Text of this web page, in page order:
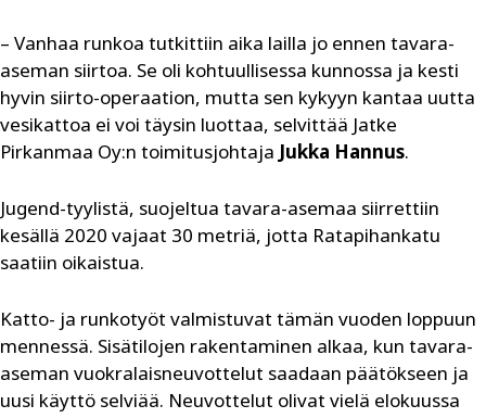
– Vanhaa runkoa tutkittiin aika lailla jo ennen tavara-
aseman siirtoa. Se oli kohtuullisessa kunnossa ja kesti
hyvin siirto-operaation, mutta sen kykyyn kantaa uutta
vesikattoa ei voi täysin luottaa, selvittää Jatke
Pirkanmaa Oy:n toimitusjohtaja Jukka Hannus.
Jugend-tyylistä, suojeltua tavara-asemaa siirrettiin
kesällä 2020 vajaat 30 metriä, jotta Ratapihankatu
saatiin oikaistua.
Katto- ja runkotyöt valmistuvat tämän vuoden loppuun
mennessä. Sisätilojen rakentaminen alkaa, kun tavara-
aseman vuokralaisneuvottelut saadaan päätökseen ja
uusi käyttö selviää. Neuvottelut olivat vielä elokuussa